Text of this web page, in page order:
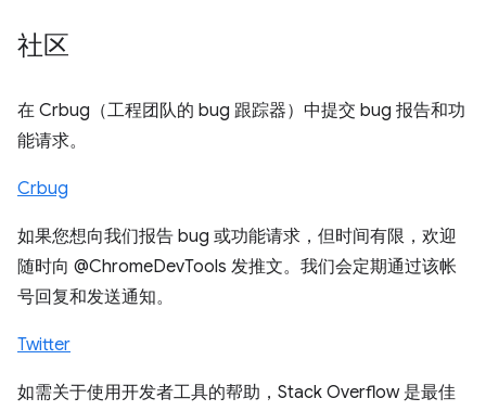
社区
在 Crbug（工程团队的 bug 跟踪器）中提交 bug 报告和功
能请求。
Crbug
如果您想向我们报告 bug 或功能请求，但时间有限，欢迎
随时向 @ChromeDevTools 发推文。我们会定期通过该帐
号回复和发送通知。
Twitter
如需关于使用开发者工具的帮助，Stack Overflow 是最佳